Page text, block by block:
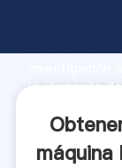
fuerte
la chancado
máquina